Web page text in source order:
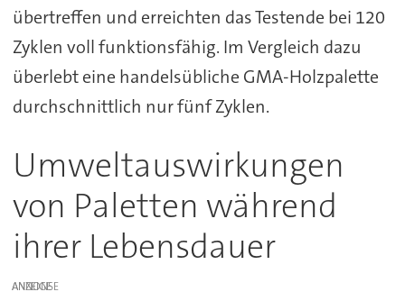
übertreffen und erreichten das Testende bei 120
Zyklen voll funktionsfähig. Im Vergleich dazu
überlebt eine handelsübliche GMA-Holzpalette
durchschnittlich nur fünf Zyklen.
Umweltauswirkungen
von Paletten während
ihrer Lebensdauer
ANZEIGE